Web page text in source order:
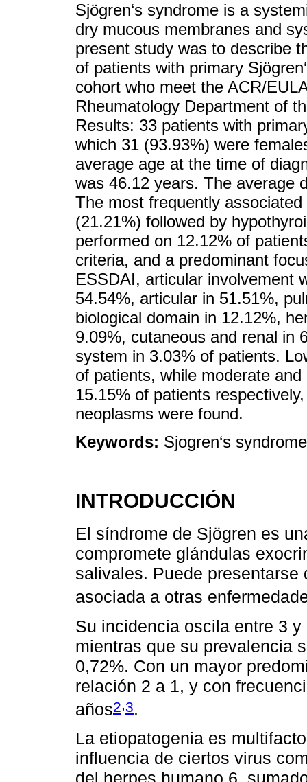
Sjögren‘s syndrome is a
dry mucous membranes and
present study was to describe
of patients with primary
cohort who meet the ACR/
Rheumatology Department of
Results: 33 patients with
which 31 (93.93%) were
average age at the time of
was 46.12 years. The average
The most frequently
(21.21%) followed by
performed on 12.12% of
criteria, and a predominant
ESSDAI, articular involvement
54.54%, articular in 51.51%,
biological domain in 12.12%,
9.09%, cutaneous and renal in
system in 3.03% of patients.
of patients, while moderate
15.15% of patients
neoplasms were found.
Keywords: Sjogren‘s
INTRODUCCIÓN
El síndrome de Sjögren es
compromete glándulas
salivales. Puede
asociada a otras
Su incidencia oscila entre 3
mientras que su prevalencia
0,72%. Con un mayor
relación 2 a 1, y con
años2,3.
La etiopatogenia es
influencia de ciertos virus
del herpes humano 6,